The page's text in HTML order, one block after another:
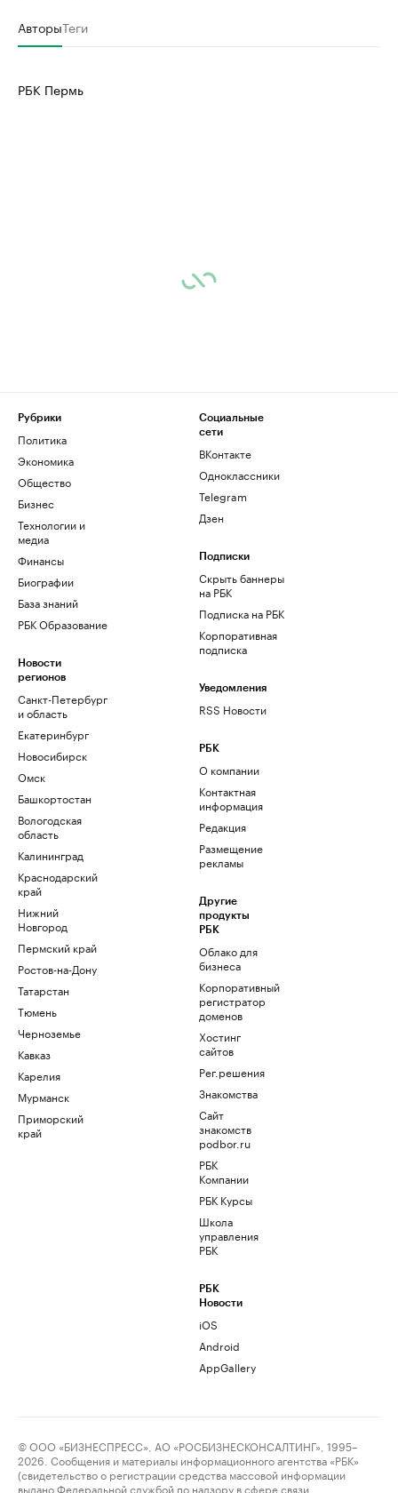
АвторыТеги
РБК Пермь
Рубрики
Политика
Экономика
Общество
Бизнес
Технологии и
медиа
Финансы
Биографии
База знаний
РБК Образование
Новости
регионов
Санкт-Петербург
и область
Екатеринбург
Новосибирск
Омск
Башкортостан
Вологодская
область
Калининград
Краснодарский
край
Нижний
Новгород
Пермский край
Ростов-на-Дону
Татарстан
Тюмень
Черноземье
Кавказ
Карелия
Мурманск
Приморский
край
Социальные
сети
ВКонтакте
Одноклассники
Telegram
Дзен
Подписки
Скрыть баннеры
на РБК
Подписка на РБК
Корпоративная
подписка
Уведомления
RSS Новости
РБК
О компании
Контактная
информация
Редакция
Размещение
рекламы
Другие
продукты
РБК
Облако для
бизнеса
Корпоративный
регистратор
доменов
Хостинг
сайтов
Рег.решения
Знакомства
Сайт
знакомств
podbor.ru
РБК
Компании
РБК Курсы
Школа
управления
РБК
РБК
Новости
iOS
Android
AppGallery
© ООО «БИЗНЕСПРЕСС», АО «РОСБИЗНЕСКОНСАЛТИНГ», 1995–
2026. Сообщения и материалы информационного агентства «РБК»
(свидетельство о регистрации средства массовой информации
выдано Федеральной службой по надзору в сфере связи,